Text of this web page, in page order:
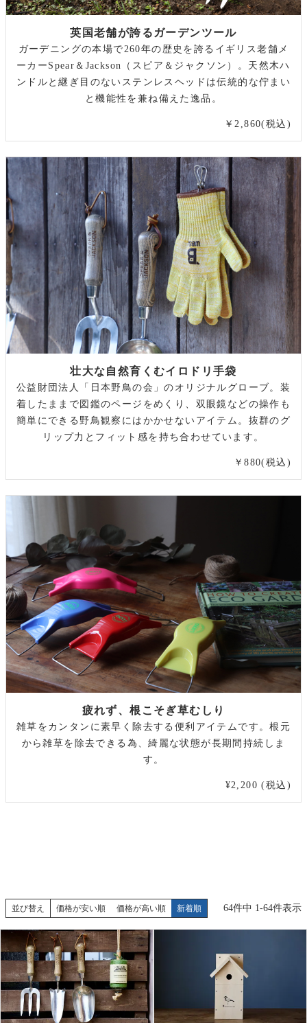
英国老舗が誇るガーデンツール
ガーデニングの本場で260年の歴史を誇るイギリス老舗メ
ーカーSpear＆Jackson（スピア＆ジャクソン）。天然木ハ
ンドルと継ぎ目のないステンレスヘッドは伝統的な佇まい
と機能性を兼ね備えた逸品。
￥2,860(税込)
壮大な自然育くむイロドリ手袋
公益財団法人「日本野鳥の会」のオリジナルグローブ。装
着したままで図鑑のページをめくり、双眼鏡などの操作も
簡単にできる野鳥観察にはかかせないアイテム。抜群のグ
リップ力とフィット感を持ち合わせています。
￥880(税込)
疲れず、根こそぎ草むしり
雑草をカンタンに素早く除去する便利アイテムです。根元
から雑草を除去できる為、綺麗な状態が長期間持続しま
す。
¥2,200 (税込)
並び替え 価格が安い順 価格が高い順 新着順 64件中 1-64件表示